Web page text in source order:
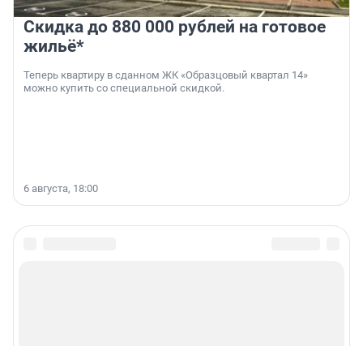
Скидка до 880 000 рублей на готовое
жильё*
Теперь квартиру в сданном ЖК «Образцовый квартал 14»
можно купить со специальной скидкой.
6 августа, 18:00